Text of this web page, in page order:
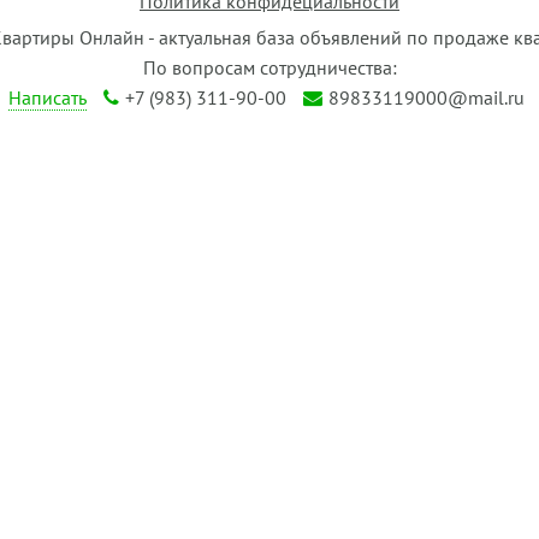
Онлайн - актуальная база объявлений по продаже
По вопросам сотрудничества:
Написать
+7 (983) 311-90-00 89833119000@mail.ru